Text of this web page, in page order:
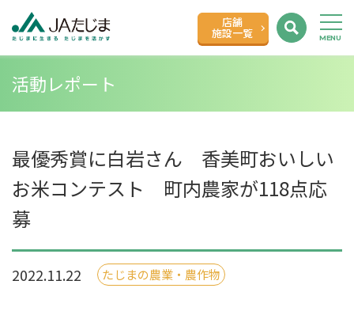
店舗
施設一覧
活動レポート
最優秀賞に白岩さん 香美町おいしい
お米コンテスト 町内農家が118点応
募
2022.11.22 たじまの農業・農作物